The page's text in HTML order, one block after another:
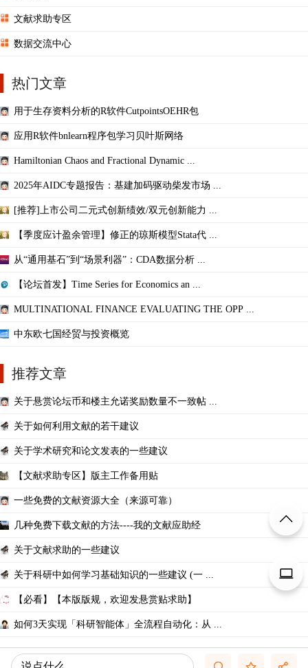
文献求助专区
数据交流中心
热门文章
用于生存资料分析的R软件CutpointsOEHR包
应用R软件bnlearn程序包学习贝叶斯网络
Hamiltonian Chaos and Fractional Dynamic ...
2025年AIDC专题报告：基建加码驱动柴发市场 ...
[推荐]上市公司二元式创新绩效/双元创新能力 ...
【季度应计盈余管理】修正的琼斯模型Stata代 ...
从“通用基石”到“场景利器”：CDA数据分析 ...
【论坛首发】Time Series for Economics an ...
MULTINATIONAL FINANCE EVALUATING THE OPP ...
中东欧七国经贸与投资概览
推荐文章
关于悬赏论坛币和楼主允诺奖励数量不一致帖 ...
关于如何利用文献的若干建议
关于学术研究和论文发表的一些建议
【文献求助专区】版主工作备用贴
一些免费的文献资源大全（来源可靠）
几种免费下载文献的方法----我的文献应助经
关于文献求助的一些建议
关于科研中如何学习基础知识的一些建议 (一 ...
【必看】【本版版规，欢迎发悬赏贴求助】
如何3天实现「科研智能体」全流程自动化：从 ...